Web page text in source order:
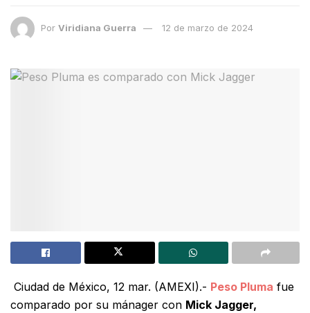
Por Viridiana Guerra 12 de marzo de 2024
Ciudad de México, 12 mar. (AMEXI).- Peso Pluma fue
comparado por su mánager con Mick Jagger,